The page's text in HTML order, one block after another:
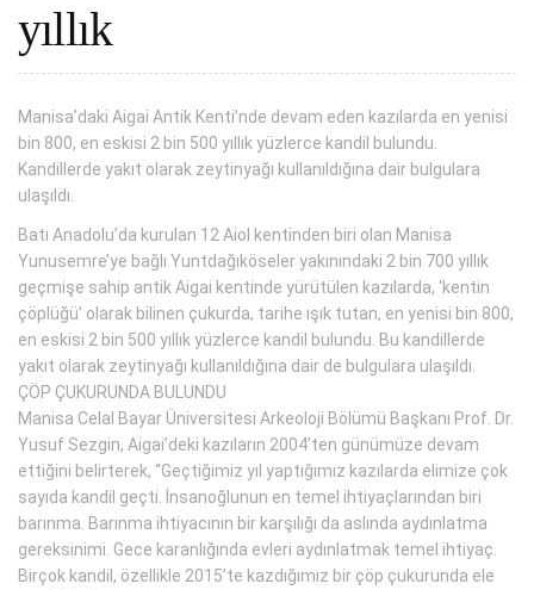
yıllık
Manisa’daki Aigai Antik Kenti’nde devam eden kazılarda en yenisi
bin 800, en eskisi 2 bin 500 yıllık yüzlerce kandil bulundu.
Kandillerde yakıt olarak zeytinyağı kullanıldığına dair bulgulara
ulaşıldı.
Batı Anadolu’da kurulan 12 Aiol kentinden biri olan Manisa
Yunusemre’ye bağlı Yuntdağıköseler yakınındaki 2 bin 700 yıllık
geçmişe sahip antik Aigai kentinde yürütülen kazılarda, ‘kentin
çöplüğü’ olarak bilinen çukurda, tarihe ışık tutan, en yenisi bin 800,
en eskisi 2 bin 500 yıllık yüzlerce kandil bulundu. Bu kandillerde
yakıt olarak zeytinyağı kullanıldığına dair de bulgulara ulaşıldı.
ÇÖP ÇUKURUNDA BULUNDU
Manisa Celal Bayar Üniversitesi Arkeoloji Bölümü Başkanı Prof. Dr.
Yusuf Sezgin, Aigai’deki kazıların 2004’ten günümüze devam
ettiğini belirterek, “Geçtiğimiz yıl yaptığımız kazılarda elimize çok
sayıda kandil geçti. İnsanoğlunun en temel ihtiyaçlarından biri
barınma. Barınma ihtiyacının bir karşılığı da aslında aydınlatma
gereksinimi. Gece karanlığında evleri aydınlatmak temel ihtiyaç.
Birçok kandil, özellikle 2015’te kazdığımız bir çöp çukurunda ele